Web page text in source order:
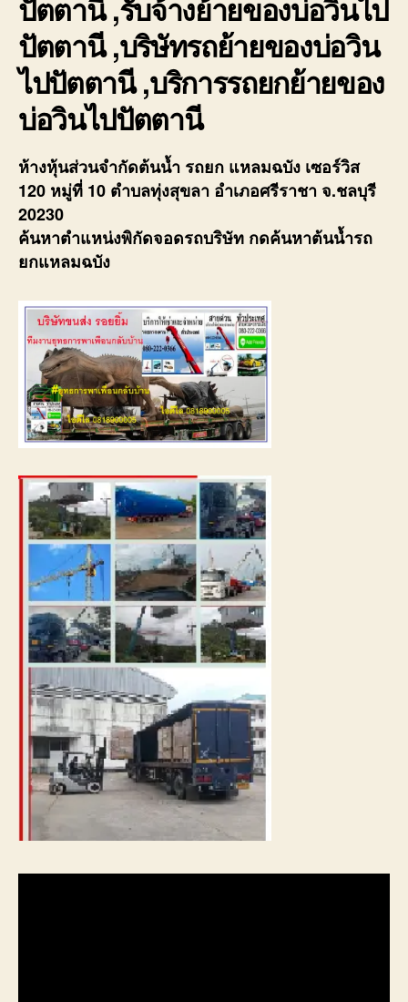
ปัตตานี ,รับจ้างย้ายของบ่อวินไป
ปัตตานี ,บริษัทรถย้ายของบ่อวิน
ไปปัตตานี ,บริการรถยกย้ายของ
บ่อวินไปปัตตานี
ห้างหุ้นส่วนจำกัดต้นน้ำ รถยก แหลมฉบัง เซอร์วิส
120 หมู่ที่ 10 ตำบลทุ่งสุขลา อำเภอศรีราชา จ.ชลบุรี
20230
ค้นหาตำแหน่งพิกัดจอดรถบริษัท กดค้นหาต้นน้ำรถ
ยกแหลมฉบัง